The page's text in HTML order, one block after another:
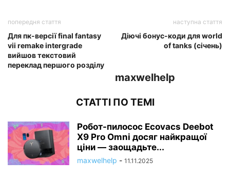
попередня стаття
Для пк-версії final fantasy
vii remake intergrade
вийшов текстовий
переклад першого розділу
наступна стаття
Діючі бонус-коди для world
of tanks (січень)
maxwelhelp
СТАТТІ ПО ТЕМІ
Робот-пилосос Ecovacs Deebot
X9 Pro Omni досяг найкращої
ціни — заощадьте...
maxwelhelp - 11.11.2025